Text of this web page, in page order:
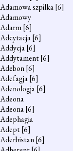
Adamowa szpilka[6]
Adamowy
Adarm[6]
Adcytacja[6]
Addycja[6]
Addytament[6]
Adebon[6]
Adefagja[6]
Adenologja[6]
Adeona
Adeona[6]
Adephagia
Adept[6]
Aderbistan[6]